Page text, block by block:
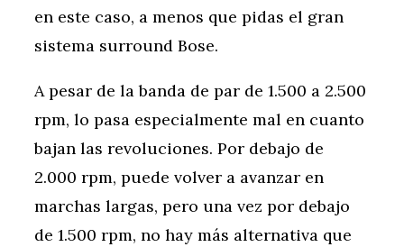
en este caso, a menos que pidas el gran
sistema surround Bose.
A pesar de la banda de par de 1.500 a 2.500
rpm, lo pasa especialmente mal en cuanto
bajan las revoluciones. Por debajo de
2.000 rpm, puede volver a avanzar en
marchas largas, pero una vez por debajo
de 1.500 rpm, no hay más alternativa que